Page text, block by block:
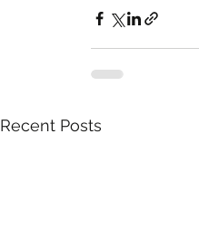
Recent Posts